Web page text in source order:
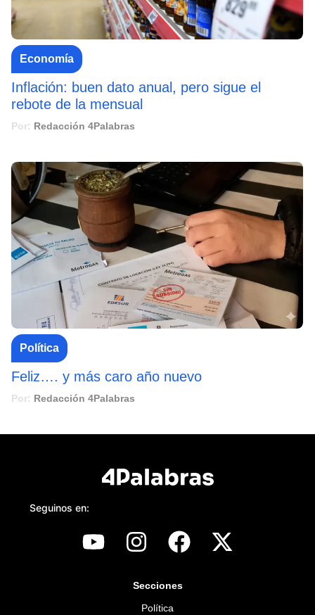
Economía
Inflación: buen dato anual, pero sigue el
rebote de la mensual
Por: Redacción 4Palabras
Política
Feliz…. y más caro año nuevo
Por: Redacción 4Palabras
Seguinos en:
Secciones
Política